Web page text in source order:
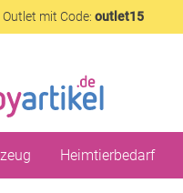
mit Code: outlet15
Heimtierbedarf